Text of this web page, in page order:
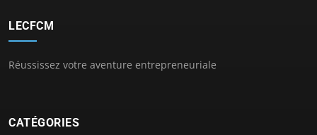
LECFCM
Réussissez votre aventure entrepreneuriale
CATÉGORIES